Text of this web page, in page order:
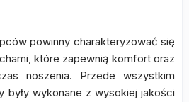
powinny charakteryzować się
które zapewnią komfort oraz
noszenia. Przede wszystkim
były wykonane z wysokiej jakości